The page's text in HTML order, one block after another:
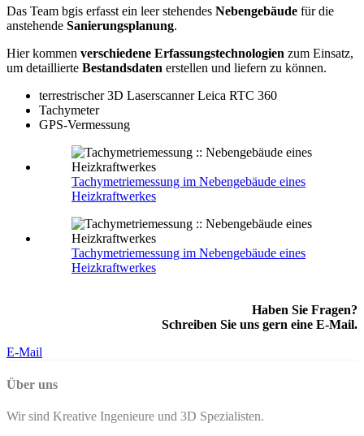
Das Team bgis erfasst ein leer stehendes Nebengebäude für die
anstehende Sanierungsplanung.
Hier kommen verschiedene Erfassungstechnologien zum Einsatz,
um detaillierte Bestandsdaten erstellen und liefern zu können.
terrestrischer 3D Laserscanner Leica RTC 360
Tachymeter
GPS-Vermessung
Tachymetriemessung im Nebengebäude eines
Heizkraftwerkes
Tachymetriemessung im Nebengebäude eines
Heizkraftwerkes
Haben Sie Fragen?
Schreiben Sie uns gern eine E-Mail.
E-Mail
Über uns
Wir sind Kreative Ingenieure und 3D Spezialisten.